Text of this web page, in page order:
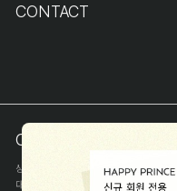
CONTACT
COMPANY INFO
상호
(주)해피프린스
대표
이화진